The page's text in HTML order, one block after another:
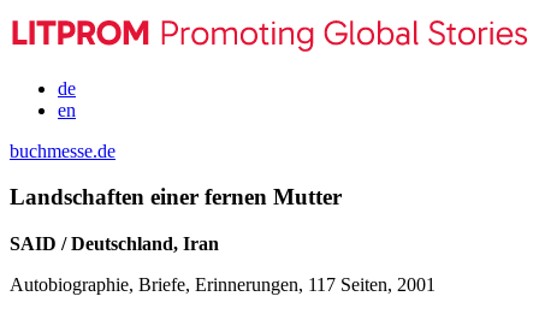
de
en
buchmesse.de
Landschaften einer fernen Mutter
SAID / Deutschland, Iran
Autobiographie, Briefe, Erinnerungen, 117 Seiten, 2001